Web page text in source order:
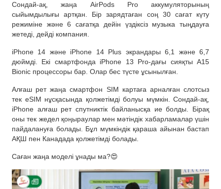
Сондай-ақ, жаңа AirPods Pro аккумуляторының
сыйымдылығы артқан. Бір зарядтаған соң 30 сағат күту
режиміне және 6 сағатқа дейін үздіксіз музыка тыңдауға
жетеді, дейді компания.
iPhone 14 және iPhone 14 Plus экрандары 6,1 және 6,7
дюймді. Екі смартфонда iPhone 13 Pro-дағы сияқты A15
Bionic процессоры бар. Олар бес түсте ұсынылған.
Алғаш рет жаңа смартфон SIM картаға арналған слотсыз
тек eSIM нұсқасында қолжетімді болуы мүмкін. Сондай-ақ,
iPhone алғаш рет спутниктік байланысқа ие болды. Бірақ
оны тек жедел қоңыраулар мен мәтіндік хабарламалар үшін
пайдалануға болады. Бұл мүмкіндік қараша айынан бастап
АҚШ пен Канадада қолжетімді болады.
Саған жаңа моделі ұнады ма?😍